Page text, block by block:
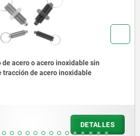
Pernos de bloqueo de acero o acero
anilla de tracción de acero inoxidable
más gastos de envío